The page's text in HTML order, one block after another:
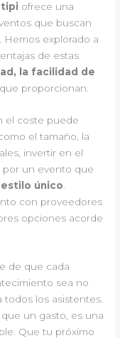
tipi ofrece una
que buscan
explorado a
de estas
la facilidad de
que proporcionan.
el coste puede
el tamaño, la
invertir en el
por un evento que
único
con proveedores
opciones acorde
de que cada
sea no
los asistentes.
que un gasto, es una
Que tu próximo